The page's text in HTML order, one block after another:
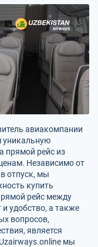
авиакомпании
уникальную
прямой рейс из
Независимо от
в отпуск, мы
купить
рейс между
удобство, а также
вопросов,
является
мы